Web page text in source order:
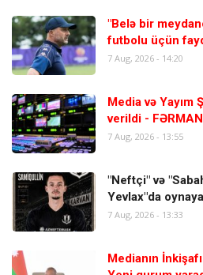
"Belə bir
futbolu üçün
7 Aug, 2026 - 14:20
Media və Yayım
verildi - FƏRMAN
7 Aug, 2026 - 13:55
"Neftçi" və
Yevlax"da
7 Aug, 2026 - 13:33
Medianın